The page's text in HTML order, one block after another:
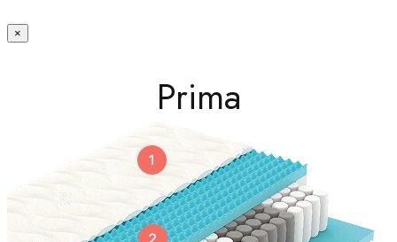
×
Prima